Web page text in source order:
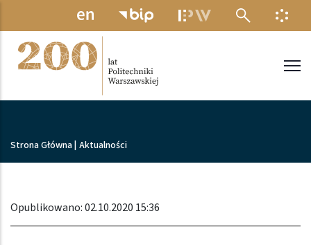
Przejdź do treści
MENU
Ścieżka nawigacyjna
Strona Główna Aktualności
Opublikowano: 02.10.2020 15:36